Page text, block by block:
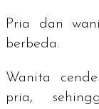
Pria dan
berbeda.
Wanita
pria,